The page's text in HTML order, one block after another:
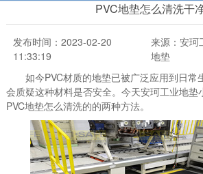
PVC地垫怎么清洗干
发布时间：2023-02-20
11:33:19
来源：安珂
地垫
如今PVC材质的地垫已被广泛应用到日常
会质疑这种材料是否安全。今天安珂工业地垫
PVC地垫怎么清洗的的两种方法。